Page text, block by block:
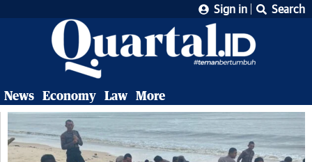
Sign in Search
News Economy Law More